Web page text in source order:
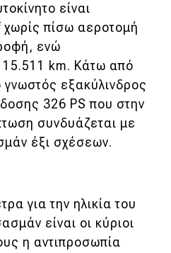
είναι
πίσω αεροτομή
ενώ
15.511 km. Κάτω από
γνωστός εξακύλινδρος
326 PS που στην
συνδυάζεται με
έξι σχέσεων.
για την ηλικία του
είναι οι κύριοι
η αντιπροσωπία